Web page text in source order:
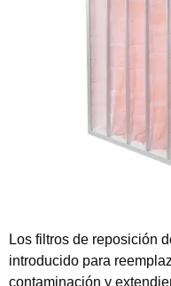
Los filtros de reposición
introducido para
contaminación y